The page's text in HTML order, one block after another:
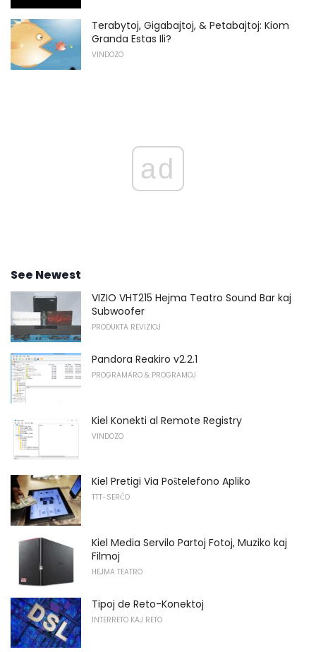
Terabytoj, Gigabajtoj, & Petabajtoj: Kiom
Granda Estas Ili?
VINDOZO
ad
See Newest
VIZIO VHT215 Hejma Teatro Sound Bar kaj
Subwoofer
PRODUKTA REVIZIOJ
Pandora Reakiro v2.2.1
PROGRAMARO & PROGRAMOJ
Kiel Konekti al Remote Registry
VINDOZO
Kiel Pretigi Via Poŝtelefono Apliko
TTT-SERĈO
Kiel Media Servilo Partoj Fotoj, Muziko kaj
Filmoj
HEJMA TEATRO
Tipoj de Reto-Konektoj
INTERRETO KAJ RETO